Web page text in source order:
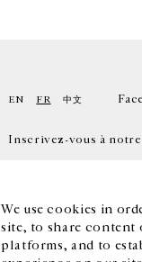
We use cookies in
site, to share content
platforms, and to
EN FR 中文
Inscrivez-vous à